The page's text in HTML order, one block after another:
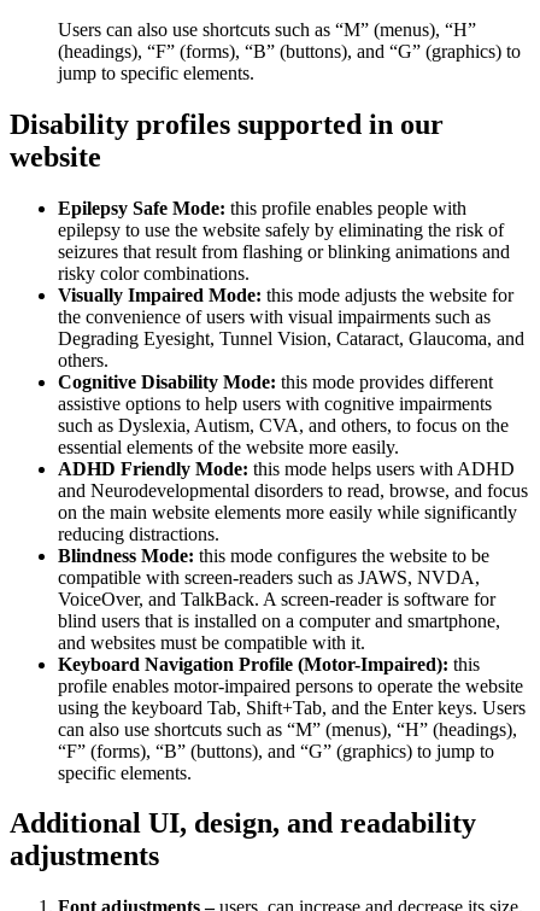
Users can also use shortcuts such as “M” (menus), “H”
(headings), “F” (forms), “B” (buttons), and “G” (graphics) to
jump to specific elements.
Disability profiles supported in our
website
Epilepsy Safe Mode: this profile enables people with
epilepsy to use the website safely by eliminating the risk of
seizures that result from flashing or blinking animations and
risky color combinations.
Visually Impaired Mode: this mode adjusts the website for
the convenience of users with visual impairments such as
Degrading Eyesight, Tunnel Vision, Cataract, Glaucoma, and
others.
Cognitive Disability Mode: this mode provides different
assistive options to help users with cognitive impairments
such as Dyslexia, Autism, CVA, and others, to focus on the
essential elements of the website more easily.
ADHD Friendly Mode: this mode helps users with ADHD
and Neurodevelopmental disorders to read, browse, and focus
on the main website elements more easily while significantly
reducing distractions.
Blindness Mode: this mode configures the website to be
compatible with screen-readers such as JAWS, NVDA,
VoiceOver, and TalkBack. A screen-reader is software for
blind users that is installed on a computer and smartphone,
and websites must be compatible with it.
Keyboard Navigation Profile (Motor-Impaired): this
profile enables motor-impaired persons to operate the website
using the keyboard Tab, Shift+Tab, and the Enter keys. Users
can also use shortcuts such as “M” (menus), “H” (headings),
“F” (forms), “B” (buttons), and “G” (graphics) to jump to
specific elements.
Additional UI, design, and readability
adjustments